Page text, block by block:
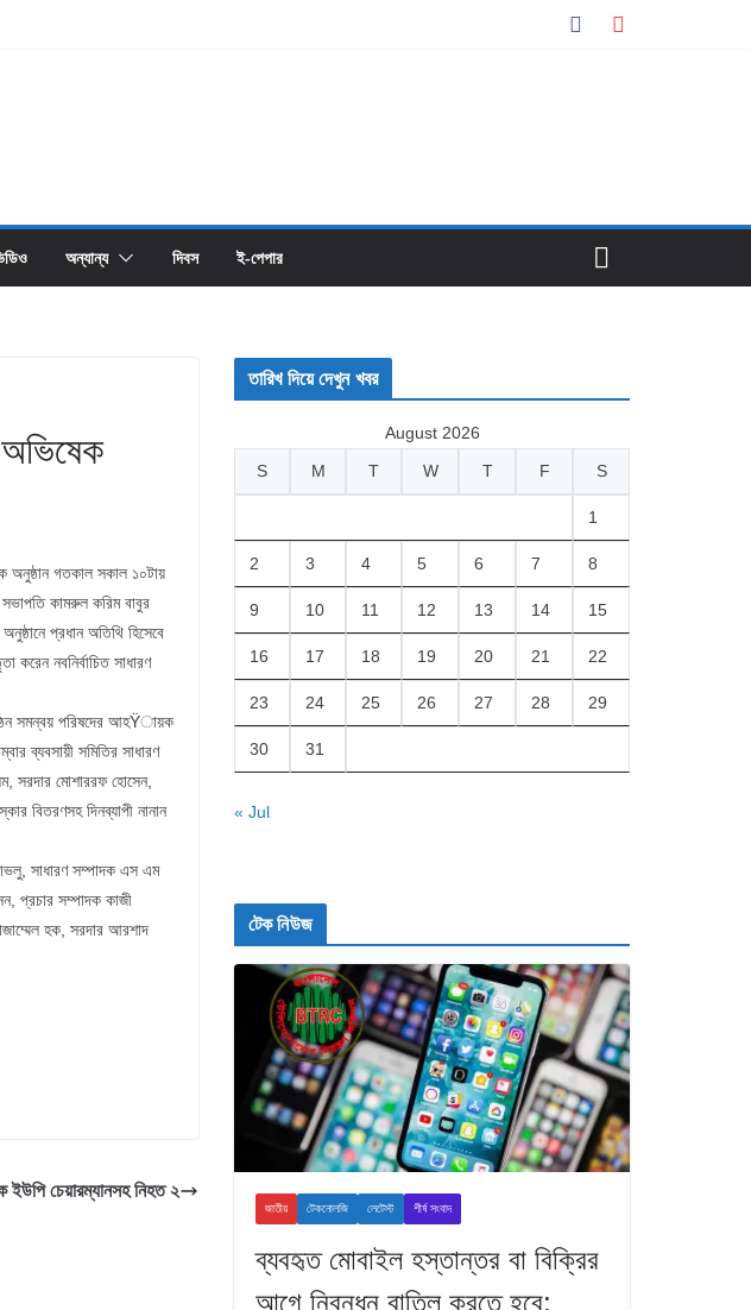
অন্যান্য দিবস ই-পেপার
অভিষেক
অনুষ্ঠান গতকাল সকাল ১০টায়
সভাপতি কামরুল করিম বাবুর
প্রধান অতিথি হিসেবে
করেন নবনির্বাচিত সাধারণ
সমন্বয় পরিষদের আহŸায়ক
ব্যবসায়ী সমিতির সাধারণ
সরদার মোশাররফ হোসেন,
বিতরণসহ দিনব্যাপী নানান
সাধারণ সম্পাদক এস এম
প্রচার সম্পাদক কাজী
হক, সরদার আরশাদ
ইউপি চেয়ারম্যানসহ নিহত ২
তারিখ দিয়ে দেখুন খবর
August 2026
S
M T W T F S
1
2 3 4 5 6 7 8
9 10 11 12 13 14 15
16 17 18 19 20 21 22
23 24 25 26 27 28 29
30 31
« Jul
টেক নিউজ
জাতীয় টেকনোলজি লেটেস্ট শীর্ষ সংবাদ
ব্যবহৃত মোবাইল হস্তান্তর বা বিক্রির
আগে নিবন্ধন বাতিল করতে হবে: